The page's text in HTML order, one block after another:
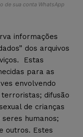
de sua conta WhatsApp
informações
dos arquivos
Estas
para as
envolvendo
difusão
de crianças
humanos;
outros. Estes